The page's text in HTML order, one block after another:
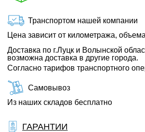
Транспортом нашей компании
Цена зависит от километража,
Доставка по г.Луцк и Волынской
возможна доставка в другие города.
Согласно тарифов транспортного
Самовывоз
Из наших складов бесплатно
ГАРАНТИИ